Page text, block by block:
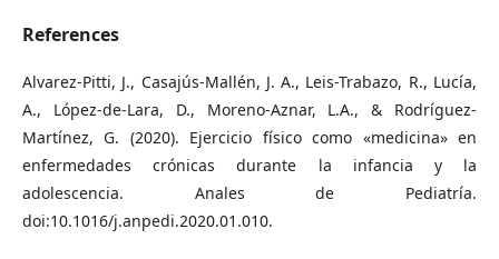
References
Alvarez-Pitti, J., Casajús-Mallén, J. A., Leis-Trabazo, R., Lucía,
A., López-de-Lara, D., Moreno-Aznar, L.A., & Rodríguez-
Martínez, G. (2020). Ejercicio físico como «medicina» en
enfermedades crónicas durante la infancia y la
adolescencia. Anales de Pediatría.
doi:10.1016/j.anpedi.2020.01.010.